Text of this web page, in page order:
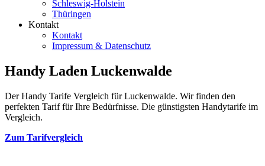
Schleswig-Holstein
Thüringen
Kontakt
Kontakt
Impressum & Datenschutz
Handy Laden Luckenwalde
Der Handy Tarife Vergleich für Luckenwalde. Wir finden den
perfekten Tarif für Ihre Bedürfnisse. Die günstigsten Handytarife im
Vergleich.
Zum Tarifvergleich